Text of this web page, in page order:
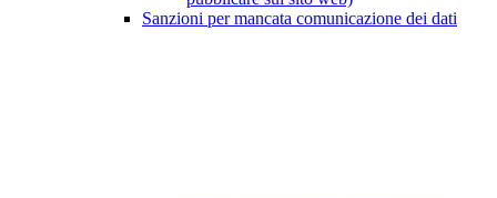
Sanzioni per mancata comunicazione dei dati